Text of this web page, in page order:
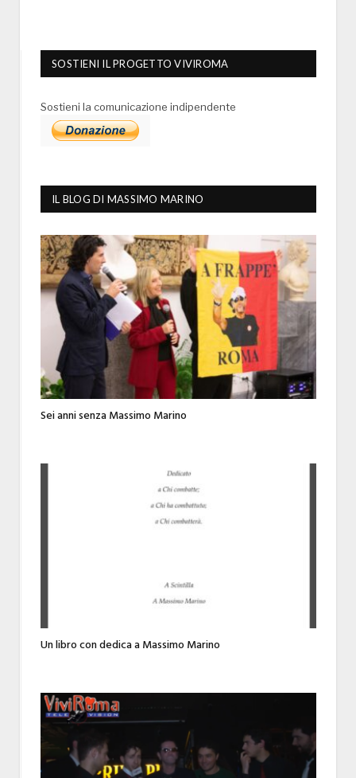
SOSTIENI IL PROGETTO VIVIROMA
Sostieni la comunicazione indipendente
IL BLOG DI MASSIMO MARINO
Sei anni senza Massimo Marino
Un libro con dedica a Massimo Marino